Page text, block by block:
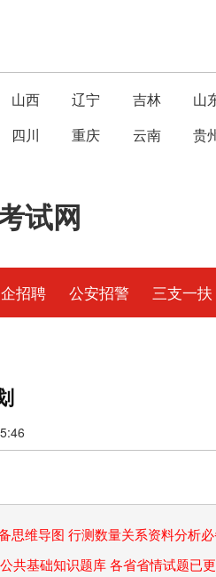
山西 辽宁 吉林 山
四川 重庆 云南 贵
试网
招聘 公安招警 三支一扶
思维导图 行测数量关系资料分析
共基础知识题库 各省省情试题已